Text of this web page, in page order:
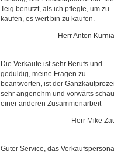
Teig benutzt, als ich pflegte, um zu
kaufen, es wert bin zu kaufen.
—— Herr Anton
Die Verkäufe ist sehr Berufs und
geduldig, meine Fragen zu
beantworten, ist der
sehr angenehm und vorwärts
einer anderen Zusammenarbeit
—— Herr Mike
Guter Service, das